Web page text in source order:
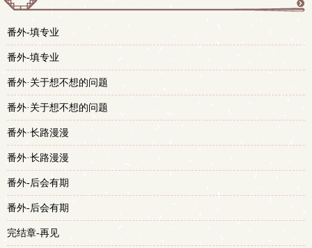
番外-填专业
番外-填专业
番外·关于想不想的问题
番外·关于想不想的问题
番外·长路漫漫
番外·长路漫漫
番外-后会有期
番外-后会有期
完结章-再见